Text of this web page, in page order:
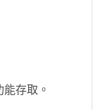
存取。